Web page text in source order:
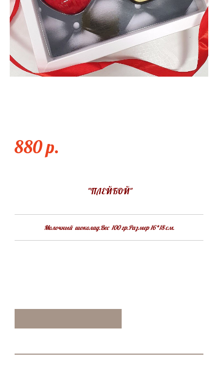
880 p.
"ПЛЕЙБОЙ"
Молочный шоколад.Вес 100 гр.Размер 16*18 см.